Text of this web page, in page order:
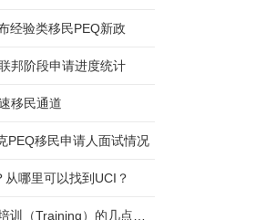
经验类移民PEQ新政
邦阶段申请进度统计
移民通道
PEQ移民申请人面试情况
哪里可以找到UCI？